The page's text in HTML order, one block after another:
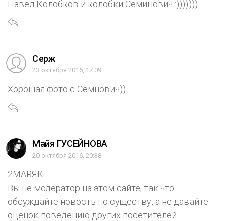
Павел Колобков и колобки Семинович :)))))))
Серж
23 октября 2016, 17:09
Хорошая фото с Семнович))
Майя ГУСЕЙНОВА
20 октября 2016, 20:38
2МАRЯК
Вы не модератор на этом сайте, так что
обсуждайте новость по существу, а не давайте
оценок поведению других посетителей.